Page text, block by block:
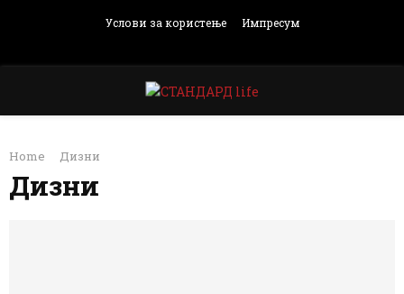
Услови за користење Импресум
PRIMARY
MENU
Home Дизни
Дизни